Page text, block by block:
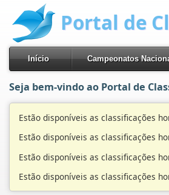
Portal de
Início Campeonatos
Seja bem-vindo ao Portal de
Estão disponíveis as classificações
Estão disponíveis as classificações
Estão disponíveis as classificações
Estão disponíveis as classificações